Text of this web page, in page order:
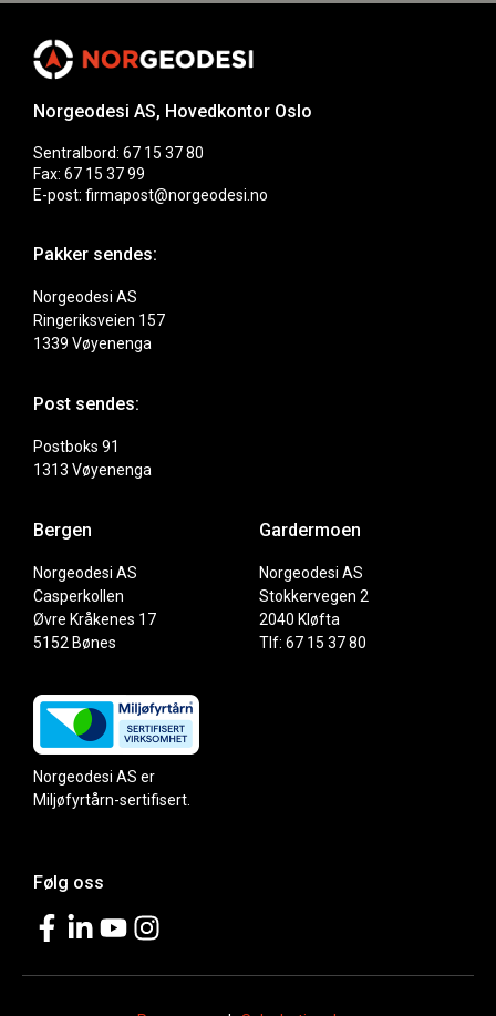
Norgeodesi AS, Hovedkontor Oslo
Sentralbord: 67 15 37 80
Fax: 67 15 37 99
E-post: firmapost@norgeodesi.no
Pakker sendes:
Norgeodesi AS
Ringeriksveien 157
1339 Vøyenenga
Post sendes:
Postboks 91
1313 Vøyenenga
Bergen
Norgeodesi AS
Casperkollen
Øvre Kråkenes 17
5152 Bønes
Gardermoen
Norgeodesi AS
Stokkervegen 2
2040 Kløfta
Tlf: 67 15 37 80
Norgeodesi AS er
Miljøfyrtårn-sertifisert.
Følg oss